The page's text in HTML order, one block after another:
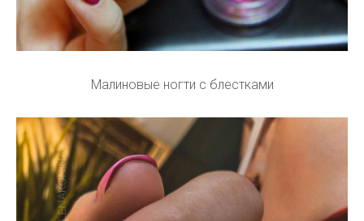
Малиновые ногти с блестками